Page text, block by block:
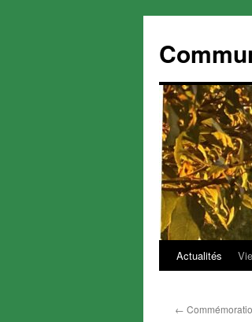
Aller
contenu
Actualités
←